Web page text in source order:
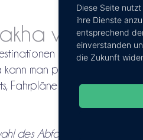
von:
in
man per Boot
Fahrpläne und
des Abfahrtortes
Diese Seite
ihre Dienste
entsprechend
einverstanden
die Zukunft